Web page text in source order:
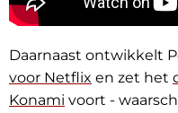
Daarnaast ontwikkelt
voor Netflix en zet het
Konami voort -